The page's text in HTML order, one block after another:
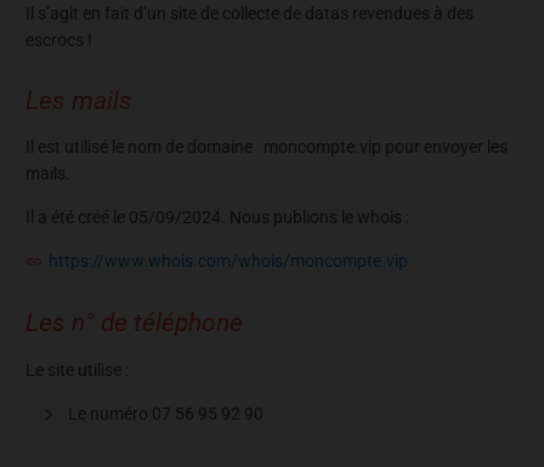
Il s’agit en fait d’un site de collecte de datas revendues à des
escrocs !
Les mails
Il est utilisé le nom de domaine moncompte.vip pour envoyer les
mails.
Il a été créé le 05/09/2024. Nous publions le whois :
https://www.whois.com/whois/moncompte.vip
Les n° de téléphone
Le site utilise :
Le numéro 07 56 95 92 90